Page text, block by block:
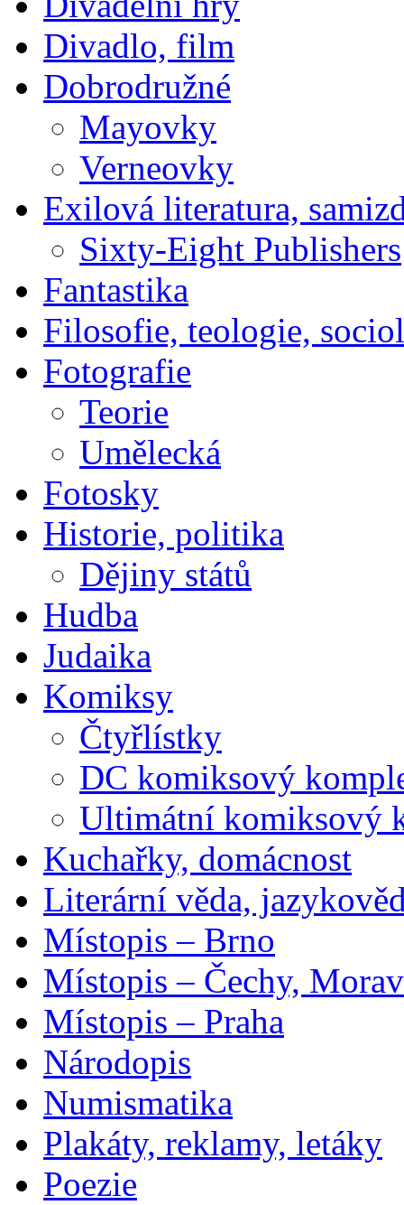
Divadlo, film
Dobrodružné
Mayovky
Verneovky
Exilová literatura,
Sixty-Eight Publishers
Fantastika
Filosofie, teologie,
Fotografie
Teorie
Umělecká
Fotosky
Historie, politika
Dějiny států
Hudba
Judaika
Komiksy
Čtyřlístky
DC komiksový
Ultimátní komiksový
Kuchařky, domácnost
Literární věda,
Místopis – Brno
Místopis – Čechy,
Místopis – Praha
Národopis
Numismatika
Plakáty, reklamy, letáky
Poezie